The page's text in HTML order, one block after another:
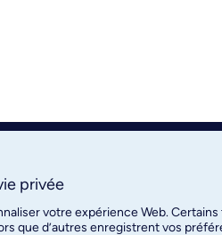
privée
votre expérience Web.
que d’autres enregistrent vos